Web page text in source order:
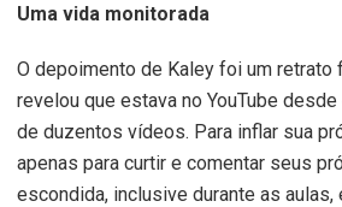
Uma vida monitorada
O depoimento de Kaley foi um
revelou que estava no YouTube
de duzentos vídeos. Para inflar sua
apenas para curtir e comentar seus
escondida, inclusive durante as